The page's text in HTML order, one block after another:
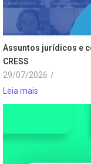
Assuntos jurídicos e
CRESS
29/07/2026 /
Leia mais